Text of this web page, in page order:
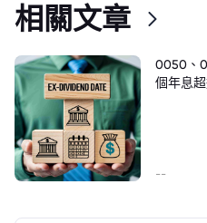
相關文章
0050、
個年息
--